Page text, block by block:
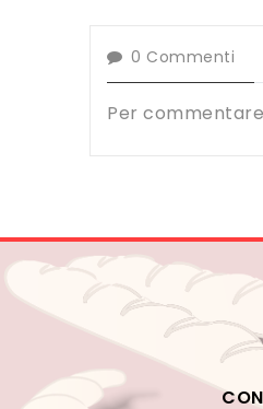
0 Commenti
Per